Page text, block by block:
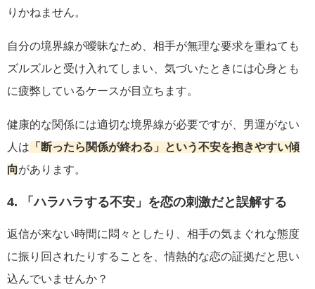
りかねません。
自分の境界線が曖昧なため、相手が無理な要求を重ねても
ズルズルと受け入れてしまい、気づいたときには心身とも
に疲弊しているケースが目立ちます。
健康的な関係には適切な境界線が必要ですが、男運がない
人は 「断ったら関係が終わる」という不安を抱きやすい傾
向があります。
4. 「ハラハラする不安」を恋の刺激だと誤解する
返信が来ない時間に悶々としたり、相手の気まぐれな態度
に振り回されたりすることを、情熱的な恋の証拠だと思い
込んでいませんか？